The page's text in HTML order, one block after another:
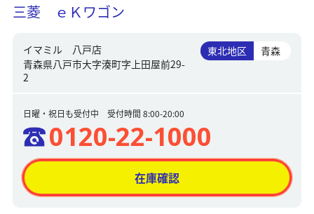
三菱 ｅＫワゴン
イマミル 八戸店
青森県八戸市大字湊町字上田屋前29-
2
東北地区 青森
日曜・祝日も受付中 受付時間 8:00-20:00
0120-22-1000
在庫確認